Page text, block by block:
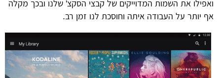
ואפילו את השמות המדוייקים של קבצי הסקצ' שלנו ובכך מקלה
אף יותר על העבודה איתה וחוסכת לנו זמן רב.